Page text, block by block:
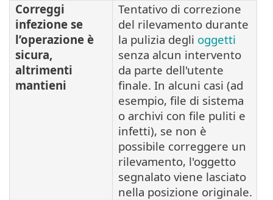
Correggi
infezione se
l’operazione è
sicura,
altrimenti
mantieni
Tentativo di correzione
del rilevamento durante
la pulizia degli oggetti
senza alcun intervento
da parte dell'utente
finale. In alcuni casi (ad
esempio, file di sistema
o archivi con file puliti e
infetti), se non è
possibile correggere un
rilevamento, l'oggetto
segnalato viene lasciato
nella posizione originale.